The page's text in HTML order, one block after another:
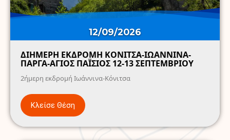
12/09/2026
ΔΙΗΜΕΡΗ ΕΚΔΡΟΜΗ ΚΟΝΙΤΣΑ-ΙΩΑΝΝΙΝΑ-
ΠΑΡΓΑ-ΑΓΙΟΣ ΠΑΪΣΙΟΣ 12-13 ΣΕΠΤΕΜΒΡΙΟΥ
2ήμερη εκδρομή Ιωάννινα-Κόνιτσα
Κλείσε Θέση